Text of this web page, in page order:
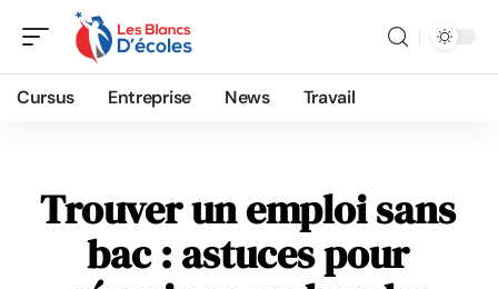
Cursus Entreprise News Travail
Trouver un emploi sans
bac : astuces pour